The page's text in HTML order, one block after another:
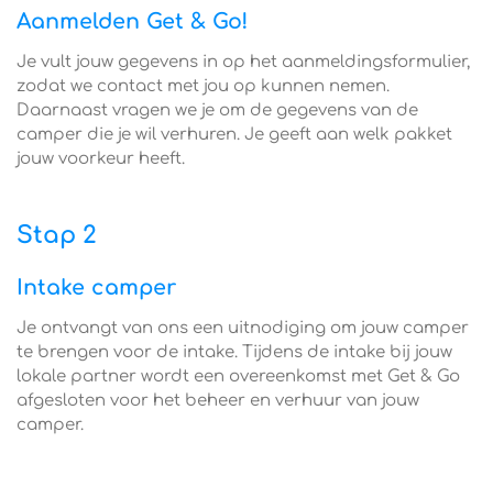
Aanmelden Get & Go!
Je vult jouw gegevens in op het aanmeldingsformulier,
zodat we contact met jou op kunnen nemen.
Daarnaast vragen we je om de gegevens van de
camper die je wil verhuren. Je geeft aan welk pakket
jouw voorkeur heeft.
Stap 2
Intake camper
Je ontvangt van ons een uitnodiging om jouw camper
te brengen voor de intake. Tijdens de intake bij jouw
lokale partner wordt een overeenkomst met Get & Go
afgesloten voor het beheer en verhuur van jouw
camper.